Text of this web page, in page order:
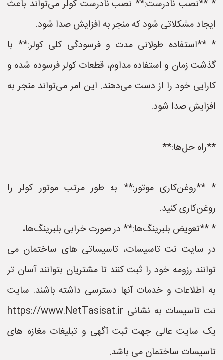
* **نصب نادرست:** نصب نادرست کولر می‌تواند باعث
ایجاد مشکلاتی شود که منجر به افزایش صدا شود.
* **استفاده طولانی مدت و فرسودگی کلی کولر:** با
گذشت زمان و استفاده مداوم، قطعات کولر فرسوده شده و
کارایی خود را از دست می‌دهند. این امر می‌تواند منجر به
افزایش صدا شود.
**راه حل‌ها:**
* **روغن‌کاری موتور:** به طور مرتب موتور کولر را
روغن‌کاری کنید.
* **تعویض بلبرینگ‌ها:** در صورت خرابی بلبرینگ‌ها،
در سایت نت تاسیسات، تاسیساتی های ساختمان می
توانند رزومه خود را ثبت کنند تا مشتریان بتوانند آسان تر
به اطلاعات و خدمات آنها دسترسی داشته باشند. سایت
نت تاسیسات به نشانی https://www.NetTasisat.ir
یک سایت عالی جهت ثبت آگهی و تبلیغات مغازه های
تاسیسات ساختمان می باشد.